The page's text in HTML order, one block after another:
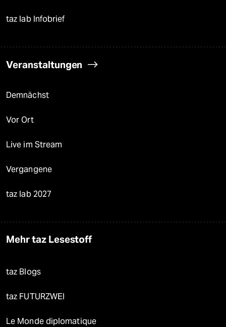
taz lab Infobrief
Veranstaltungen
Demnächst
Vor Ort
Live im Stream
Vergangene
taz lab 2027
Mehr taz Lesestoff
taz Blogs
taz FUTURZWEI
Le Monde diplomatique